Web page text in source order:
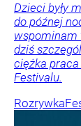
Dzieci były
do późnej
wspominam
dziś
ciężka
Festivalu.
Rozrywka